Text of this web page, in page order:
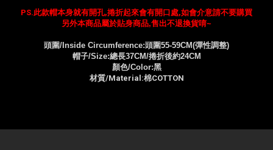
PS.此款帽本身就有開孔,捲折起來會有開口處,如會介意請不要購買
另外本商品屬於貼身商品,售出不退換貨唷~
頭圍/ Inside Circumference:頭圍55-59CM(彈性調整)
帽子/Size:總長37CM/捲折後約24CM
顏色/Color:黑
材質/Material:棉COTTON